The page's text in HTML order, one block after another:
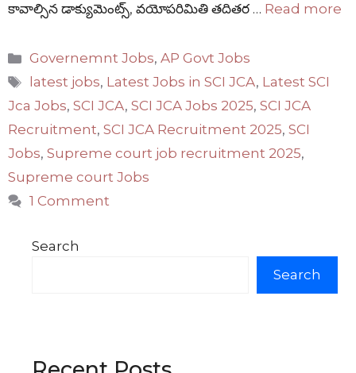
కావాల్సిన డాక్యుమెంట్స్, వయోపరిమితి తదితర … Read more
Categories
Governemnt Jobs,AP Govt Jobs
Tags
latest jobs, Latest Jobs in SCI JCA, Latest SCI
Jca Jobs, SCI JCA, SCI JCA Jobs 2025, SCI JCA
Recruitment, SCI JCA Recruitment 2025, SCI
Jobs, Supreme court job recruitment 2025,
Supreme court Jobs
1 Comment
Search
Search